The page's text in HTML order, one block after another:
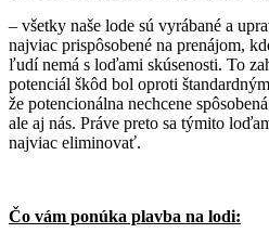
– všetky naše lode sú vyrábané a
najviac prispôsobené na prenájom,
ľudí nemá s loďami skúsenosti. To
potenciál škôd bol oproti
že potencionálna nechcene
ale aj nás. Práve preto sa týmito
najviac eliminovať.
Čo vám ponúka plavba na lodi: